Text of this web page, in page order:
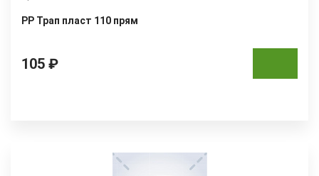
РР Трап пласт 110 прям
105 ₽